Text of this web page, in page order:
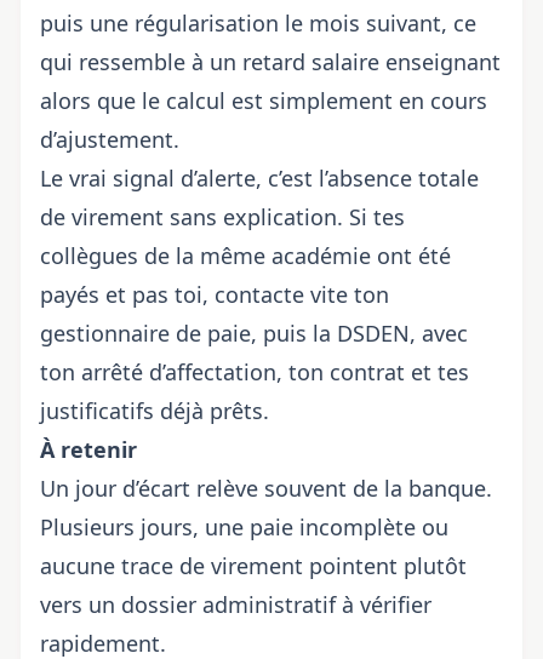
puis une régularisation le mois suivant, ce
qui ressemble à un retard salaire enseignant
alors que le calcul est simplement en cours
d’ajustement.
Le vrai signal d’alerte, c’est l’absence totale
de virement sans explication. Si tes
collègues de la même académie ont été
payés et pas toi, contacte vite ton
gestionnaire de paie, puis la DSDEN, avec
ton arrêté d’affectation, ton contrat et tes
justificatifs déjà prêts.
À retenir
Un jour d’écart relève souvent de la banque.
Plusieurs jours, une paie incomplète ou
aucune trace de virement pointent plutôt
vers un dossier administratif à vérifier
rapidement.